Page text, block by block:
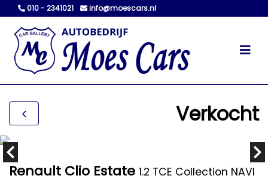
010 - 2341021 info@moescars.nl
Verkocht
Renault Clio Estate 1.2 TCE Collection NAVI